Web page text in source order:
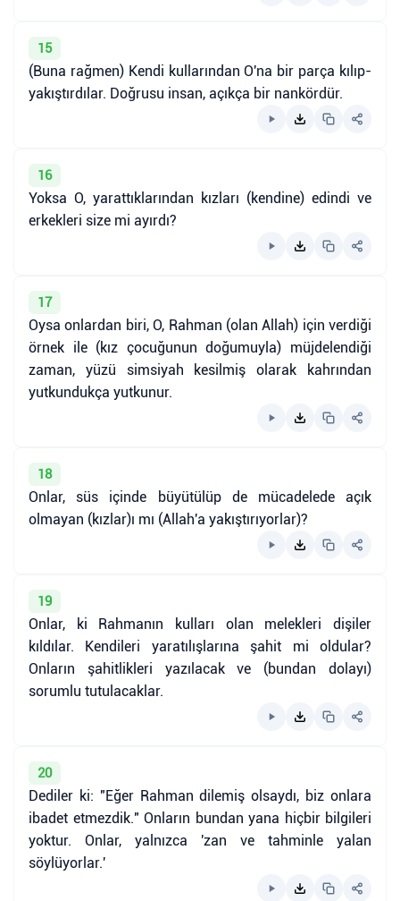
15
(Buna rağmen) Kendi kullarından O'na bir parça kılıp-
yakıştırdılar. Doğrusu insan, açıkça bir nankördür.
16
Yoksa O, yarattıklarından kızları (kendine) edindi ve
erkekleri size mi ayırdı?
17
Oysa onlardan biri, O, Rahman (olan Allah) için verdiği
örnek ile (kız çocuğunun doğumuyla) müjdelendiği
zaman, yüzü simsiyah kesilmiş olarak kahrından
yutkundukça yutkunur.
18
Onlar, süs içinde büyütülüp de mücadelede açık
olmayan (kızlar)ı mı (Allah'a yakıştırıyorlar)?
19
Onlar, ki Rahmanın kulları olan melekleri dişiler
kıldılar. Kendileri yaratılışlarına şahit mi oldular?
Onların şahitlikleri yazılacak ve (bundan dolayı)
sorumlu tutulacaklar.
20
Dediler ki: "Eğer Rahman dilemiş olsaydı, biz onlara
ibadet etmezdik." Onların bundan yana hiçbir bilgileri
yoktur. Onlar, yalnızca 'zan ve tahminle yalan
söylüyorlar.'